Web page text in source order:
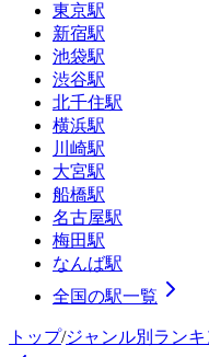
東京駅
新宿駅
池袋駅
渋谷駅
北千住駅
横浜駅
川崎駅
大宮駅
船橋駅
名古屋駅
梅田駅
なんば駅
全国の駅一覧
トップ/ジャンル別ラン